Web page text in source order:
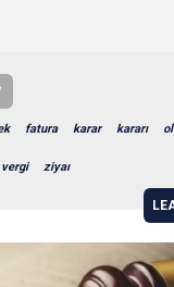
fatura karar kararı
vergi ziyaı